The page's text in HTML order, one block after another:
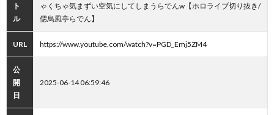
ト
ル
ゃくちゃ気まずい空気にしてしまうらでんw【ホロライブ切り抜き/
儒烏風亭らでん】
URL https://www.youtube.com/watch?v=PGD_Emj5ZM4
公
開
日
2025-06-14 06:59:46